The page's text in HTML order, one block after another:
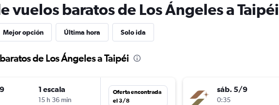
vuelos baratos de Los Ángeles a Taipéi
Mejor opción Última hora Solo ida
de Los Ángeles a Taipéi
1 escala
15 h 36 min
Oferta encontrada
el 3/8
sáb. 5/9
0:35